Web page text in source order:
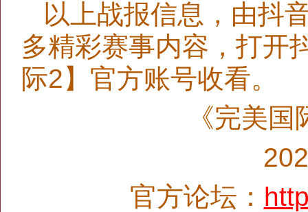
以上战报信息，由抖
多精彩赛事内容，打开
际2】官方账号收看。
《完美
官方论坛：